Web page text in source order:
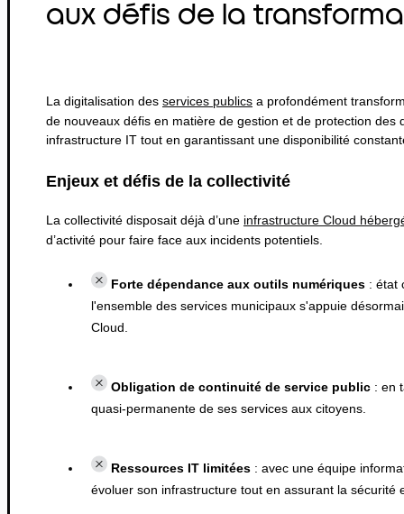
aux défis de la
La digitalisation des services publics a profondément
de nouveaux défis en matière de gestion et de protection des
infrastructure IT tout en garantissant une disponibilité
Enjeux et défis de la collectivité
La collectivité disposait déjà d’une infrastructure Cloud
d’activité pour faire face aux incidents potentiels.
Forte dépendance aux outils numériques : état
l'ensemble des services municipaux s'appuie
Cloud.
Obligation de continuité de service public : en
quasi-permanente de ses services aux citoyens.
Ressources IT limitées : avec une équipe
évoluer son infrastructure tout en assurant la sécurité